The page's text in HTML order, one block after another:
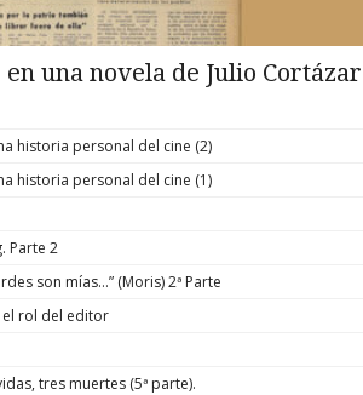
una novela de Julio Cortázar
historia personal del cine (2)
historia personal del cine (1)
Parte 2
son mías…” (Moris) 2ª Parte
el rol del editor
tres muertes (5ª parte).